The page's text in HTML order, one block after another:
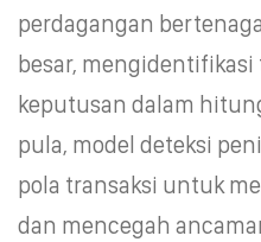
perdagangan
besar,
keputusan dalam
pula, model deteksi
pola transaksi untuk
dan mencegah